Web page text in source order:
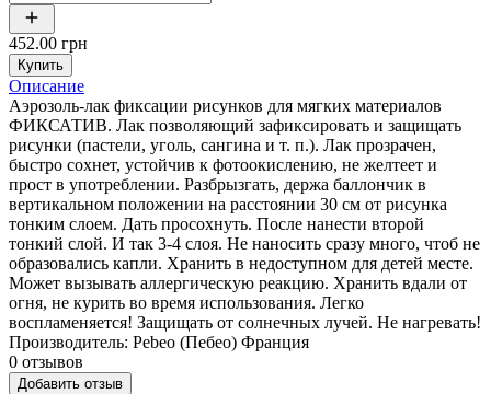
452.00 грн
Купить
Описание
Аэрозоль-лак фиксации рисунков для мягких материалов
ФИКСАТИВ. Лак позволяющий зафиксировать и защищать
рисунки (пастели, уголь, сангина и т. п.). Лак прозрачен,
быстро сохнет, устойчив к фотоокислению, не желтеет и
прост в употреблении. Разбрызгать, держа баллончик в
вертикальном положении на расстоянии 30 см от рисунка
тонким слоем. Дать просохнуть. После нанести второй
тонкий слой. И так 3-4 слоя. Не наносить сразу много, чтоб не
образовались капли. Хранить в недоступном для детей месте.
Может вызывать аллергическую реакцию. Хранить вдали от
огня, не курить во время использования. Легко
воспламеняется! Защищать от солнечных лучей. Не нагревать!
Производитель: Pebeo (Пебео) Франция
0 отзывов
Добавить отзыв